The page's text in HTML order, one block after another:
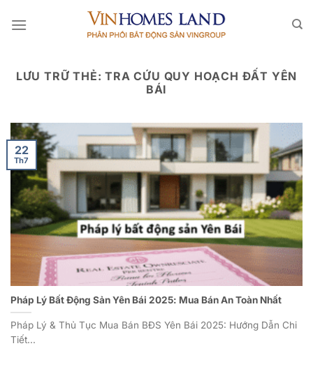
qua
LƯU TRỮ THẺ:TRA CỨU QUY HOẠCH ĐẤT YÊN
BÁI
Pháp Lý Bất Động Sản Yên Bái 2025: Mua Bán An Toàn Nhất
Pháp Lý & Thủ Tục Mua Bán BĐS Yên Bái 2025: Hướng Dẫn Chi
Tiết...
22
Th7